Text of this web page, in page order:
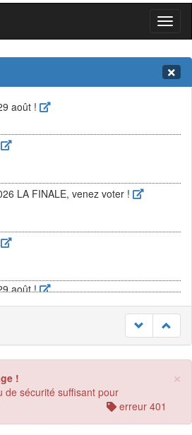
août !
×
!
de sécurité suffisant pour
erreur 401